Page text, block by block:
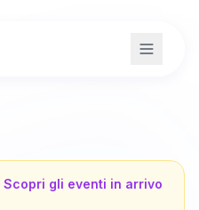
Scopri gli eventi in arrivo